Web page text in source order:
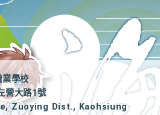
業學校
營大路1號
Zuoying Dist., Kaohsiung